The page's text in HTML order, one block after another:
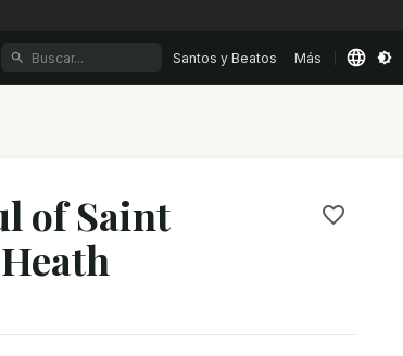
Santos y Beatos Más
of Saint